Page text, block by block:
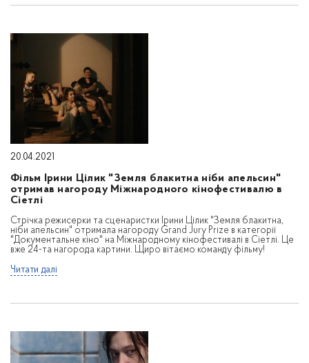
20.04.2021
Фільм Ірини Цілик "Земля блакитна ніби апельсин"
отримав нагороду Міжнародного кінофестивалю в
Сіетлі
Стрічка режисерки та сценаристки Ірини Цілик "Земля блакитна,
ніби апельсин" отримала нагороду Grand Jury Prize в категорії
"Документальне кіно" на Міжнародному кінофестивалі в Сіетлі. Це
вже 24-та нагорода картини. Щиро вітаємо команду фільму!
Читати далі